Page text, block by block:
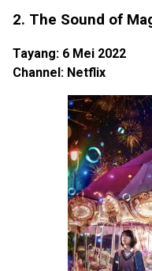
2. The Sound of
Tayang: 6 Mei 2022
Channel: Netflix